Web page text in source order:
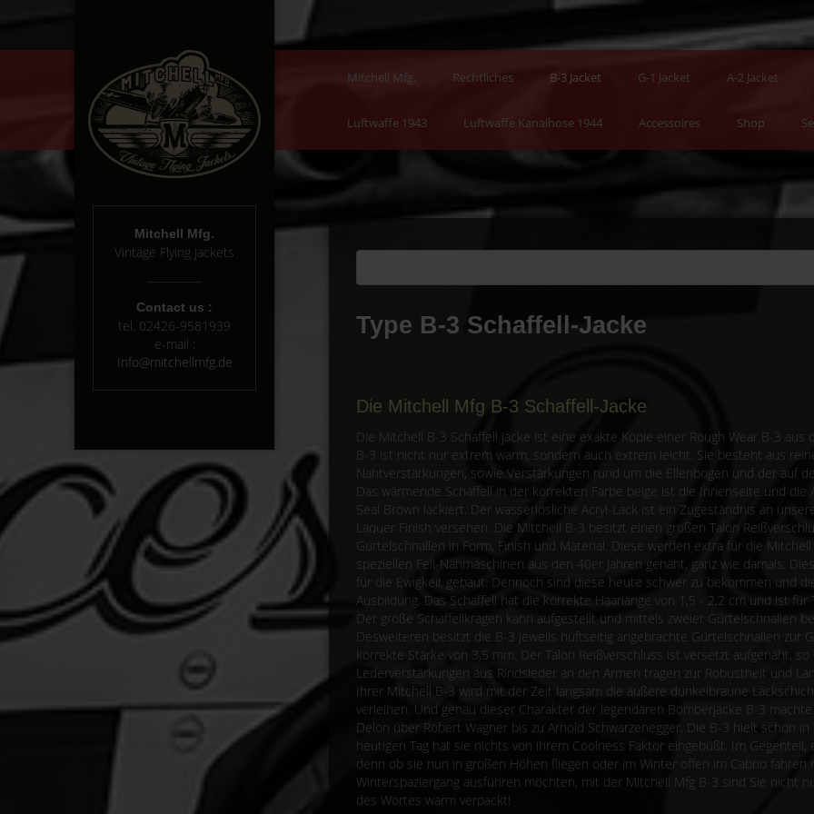
Mitchell Mfg.
Vintage Flying Jackets
Contact us :
tel. 02426-9581939
e-mail :
Info@mitchellmfg.de
Mitchell Mfg. Rechtliches B-3 Jacket G-1 Jacket A-2 Jacket
Luftwaffe 1943 Luftwaffe Kanalhose 1944 Accessoires Shop
Type B-3 Schaffell-Jacke
Die Mitchell Mfg B-3 Schaffell-Jacke
Die Mitchell B-3 Schaffell Jacke ist eine exakte Kopie einer Rough Wear B-3
B-3 ist nicht nur extrem warm, sondern auch extrem leicht. Sie besteht aus
Nahtverstärkungen, sowie Verstärkungen rund um die Ellenbogen und der auf
Das wärmende Schaffell in der korrekten Farbe beige ist die Innenseite und
Seal Brown lackiert. Der wasserlösliche Acryl-Lack ist ein Zugeständnis an
Laquer Finish versehen. Die Mitchell B-3 besitzt einen großen Talon
Gürtelschnallen in Form, Finish und Material. Diese werden extra für die
speziellen Fell-Nähmaschinen aus den 40er Jahren genäht, ganz wie damals.
für die Ewigkeit gebaut. Dennoch sind diese heute schwer zu bekommen und
Ausbildung. Das Schaffell hat die korrekte Haarlänge von 1,5 - 2,2 cm und ist
Der große Schaffellkragen kann aufgestellt und mittels zweier Gürtelschnallen
Desweiteren besitzt die B-3 jeweils hüftseitig angebrachte Gürtelschnallen zur
korrekte Stärke von 3,5 mm. Der Talon Reißverschluss ist versetzt aufgenäht,
Lederverstärkungen aus Rindsleder an den Armen tragen zur Robustheit und
Ihrer Mitchell B-3 wird mit der Zeit langsam die äußere dunkelbraune
verleihen. Und genau dieser Charakter der legendären Bomberjacke B-3
Delon über Robert Wagner bis zu Arnold Schwarzenegger. Die B-3 hielt schon
heutigen Tag hat sie nichts von ihrem Coolness Faktor eingebüßt. Im
denn ob sie nun in großen Höhen fliegen oder im Winter offen im Cabrio
Winterspaziergang ausführen möchten, mit der Mitchell Mfg B-3 sind Sie nicht
des Wortes warm verpackt!